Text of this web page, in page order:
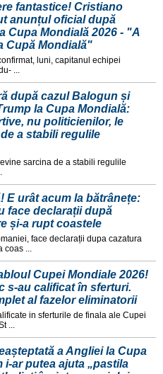
fantastice! Cristiano
anunțul oficial după
Cupa Mondială 2026 - "A
Cupă Mondială"
luni, capitanul echipei
...
după cazul Balogun și
la Cupa Mondială:
nu politicienilor, le
a stabili regulile
sarcina de a stabili regulile
E urât acum la bătrânețe:
face declarații după
și-a rupt coastele
face declarații dupa cazatura
coas ...
Cupei Mondiale 2026!
s-au calificat în sferturi.
al fazelor eliminatorii
in sferturile de finala ale Cupei
...
a Angliei la Cupa
i-ar putea ajuta „pastila